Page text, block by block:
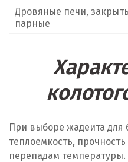
Дровяные печи,
парные
При выборе жадеита для
теплоемкость,
перепадам